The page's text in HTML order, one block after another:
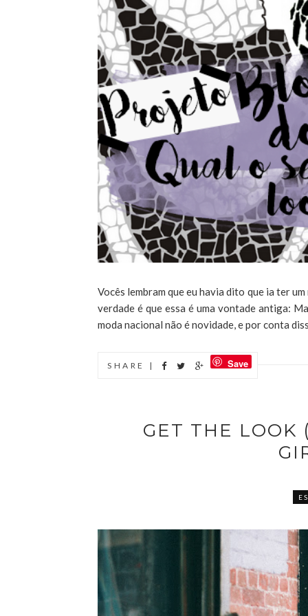
Vocês lembram que eu havia dito que ia ter
verdade é que essa é uma vontade antiga:
moda nacional não é novidade, e por conta
SHARE | Save
GET THE LOOK